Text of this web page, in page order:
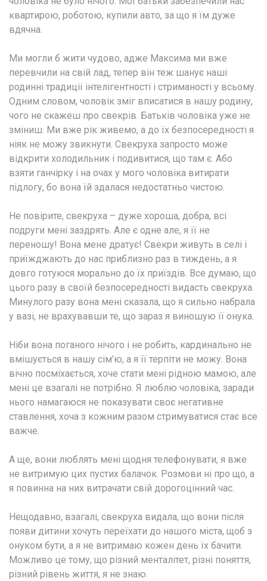
квартирою, роботою, купили авто, за що я їм дуже
вдячна.
Ми могли б жити чудово, адже Максима ми вже
перевчили на свій лад, тепер він теж шанує наші
родинні традиції інтелігентності і стриманості у всьому.
Одним словом, чоловік зміг вписатися в нашу родину,
чого не скажеш про свекрів. Батьків чоловіка уже не
зміниш. Ми вже рік живемо, а до їх безпосередності я
ніяк не можу звикнути. Свекруха запросто може
відкрити холодильник і подивитися, що там є. Або
взяти ганчірку і на очах у мого чоловіка витирати
підлогу, бо вона їй здалася недостатньо чистою.
Не повірите, свекруха – дуже хороша, добра, всі
подруги мені заздрять. Але є одне але, я її не
переношу! Вона мене дратує! Свекри живуть в селі і
приїжджають до нас приблизно раз в тиждень, а я
довго готуюся морально до їх приїздів. Все думаю, що
цього разу в своїй безпосередності видасть свекруха.
Минулого разу вона мені сказала, що я сильно набрала
у вазі, не врахувавши те, що зараз я виношую її онука.
Ніби вона поганого нічого і не робить, кардинально не
вмішується в нашу сім’ю, а я її терпіти не можу. Вона
вічно посміхається, хоче стати мені рідною мамою, але
мені це взагалі не потрібно. Я люблю чоловіка, заради
нього намагаюся не показувати своє негативне
ставлення, хоча з кожним разом стримуватися стає все
важче.
А ще, вони люблять мені щодня телефонувати, я вже
не витримую цих пустих балачок. Розмови ні про що, а
я повинна на них витрачати свій дорогоцінний час.
Нещодавно, взагалі, свекруха видала, що вони після
появи дитини хочуть переїхати до нашого міста, щоб з
онуком бути, а я не витримаю кожен день їх бачити.
Можливо це тому, що різний менталітет, різні поняття,
різний рівень життя, я не знаю.